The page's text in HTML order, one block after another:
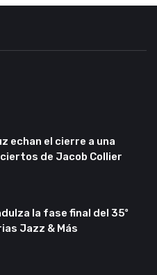
echan el cierre a una
de Jacob Collier
la fase final del 35º
Jazz & Más